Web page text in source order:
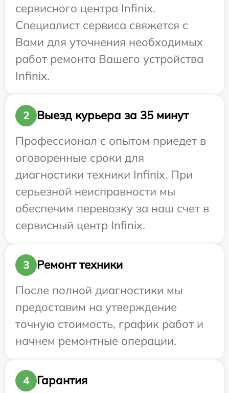
сервисного центра Infinix.
Специалист сервиса свяжется с
Вами для уточнения необходимых
работ ремонта Вашего устройства
Infinix.
2
Выезд курьера за 35 минут
Профессионал с опытом приедет в
оговоренные сроки для
диагностики техники Infinix. При
серьезной неисправности мы
обеспечим перевозку за наш счет в
сервисный центр Infinix.
3
Ремонт техники
После полной диагностики мы
предоставим на утверждение
точную стоимость, график работ и
начнем ремонтные операции.
4 Гарантия